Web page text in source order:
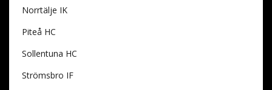
Norrtälje IK
Piteå HC
Sollentuna HC
Strömsbro IF